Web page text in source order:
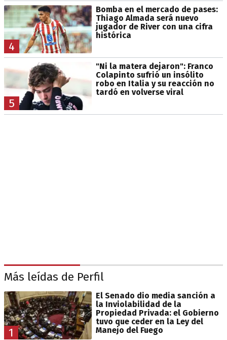
4
Bomba en el mercado de pases:
Thiago Almada será nuevo
jugador de River con una cifra
histórica
5
"Ni la matera dejaron": Franco
Colapinto sufrió un insólito
robo en Italia y su reacción no
tardó en volverse viral
Más leídas de Perfil
1
El Senado dio media sanción a
la Inviolabilidad de la
Propiedad Privada: el Gobierno
tuvo que ceder en la Ley del
Manejo del Fuego